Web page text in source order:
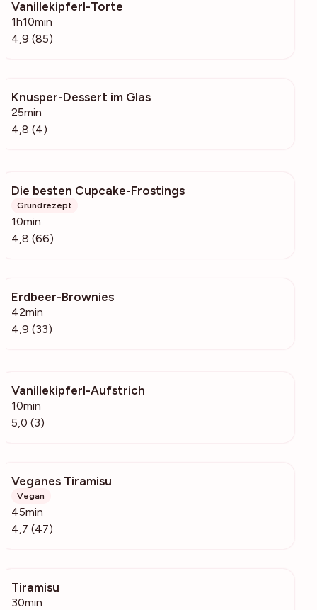
Vanillekipferl-Torte
1h10min
4,9 (85)
Knusper-Dessert im Glas
25min
4,8 (4)
Die besten Cupcake-Frostings
Grundrezept
10min
4,8 (66)
Erdbeer-Brownies
42min
4,9 (33)
Vanillekipferl-Aufstrich
10min
5,0 (3)
Veganes Tiramisu
Vegan
45min
4,7 (47)
Tiramisu
30min